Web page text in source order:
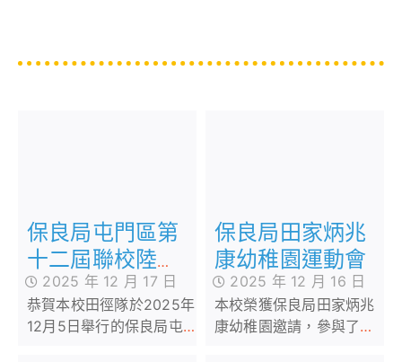
保良局屯門區第
十二屆聯校陸運
會2025 年 12 月 17 日
恭賀本校田徑隊於2025年
12月5日舉行的保良局屯
保良局田家炳兆
康幼稚園運動會
2025 年 12 月 16 日
本校榮獲保良局田家炳兆
康幼稚園邀請，參與了他